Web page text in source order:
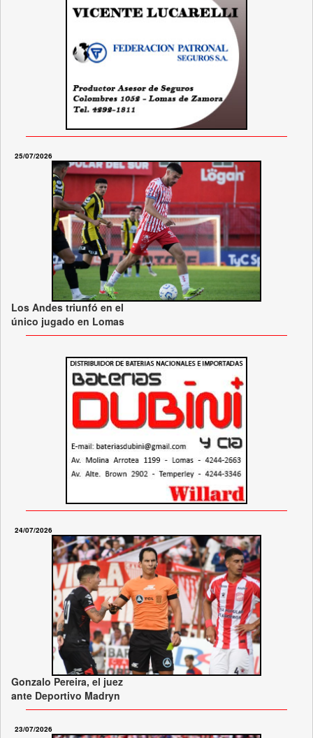
25/07/2026
Los Andes triunfó en el
único jugado en Lomas
24/07/2026
Gonzalo Pereira, el juez
ante Deportivo Madryn
23/07/2026